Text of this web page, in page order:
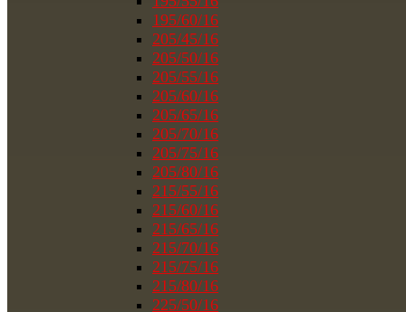
195/60/16
205/45/16
205/50/16
205/55/16
205/60/16
205/65/16
205/70/16
205/75/16
205/80/16
215/55/16
215/60/16
215/65/16
215/70/16
215/75/16
215/80/16
225/50/16